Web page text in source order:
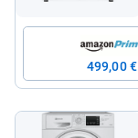
499,00 €